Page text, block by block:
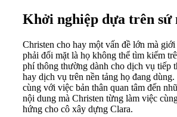
Khởi nghiệp dựa trên sứ
Christen cho hay một vấn đề lớn mà
phải đối mặt là họ không thể tìm kiếm
phí thông thường dành cho dịch vụ tiếp
hay dịch vụ trên nền tảng họ đang
cùng với việc bản thân quan tâm đến
nội dung mà Christen từng làm việc
hứng cho cô xây dựng Clara.